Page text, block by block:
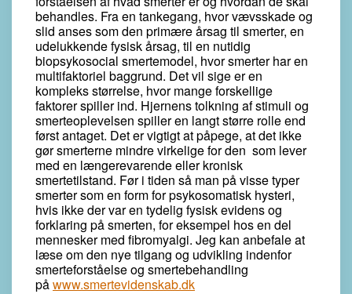
behandles. Fra en tankegang, hvor vævsskade og
slid anses som den primære årsag til smerter, en
udelukkende fysisk årsag, til en nutidig
biopsykosocial smertemodel, hvor smerter har en
multifaktoriel baggrund. Det vil sige er en
kompleks størrelse, hvor mange forskellige
faktorer spiller ind. Hjernens tolkning af stimuli og
smerteoplevelsen spiller en langt større rolle end
først antaget. Det er vigtigt at påpege, at det ikke
gør smerterne mindre virkelige for den som lever
med en længerevarende eller kronisk
smertetilstand. Før i tiden så man på visse typer
smerter som en form for psykosomatisk hysteri,
hvis ikke der var en tydelig fysisk evidens og
forklaring på smerten, for eksempel hos en del
mennesker med fibromyalgi. Jeg kan anbefale at
læse om den nye tilgang og udvikling indenfor
smerteforståelse og smertebehandling
påwww.smertevidenskab.dk